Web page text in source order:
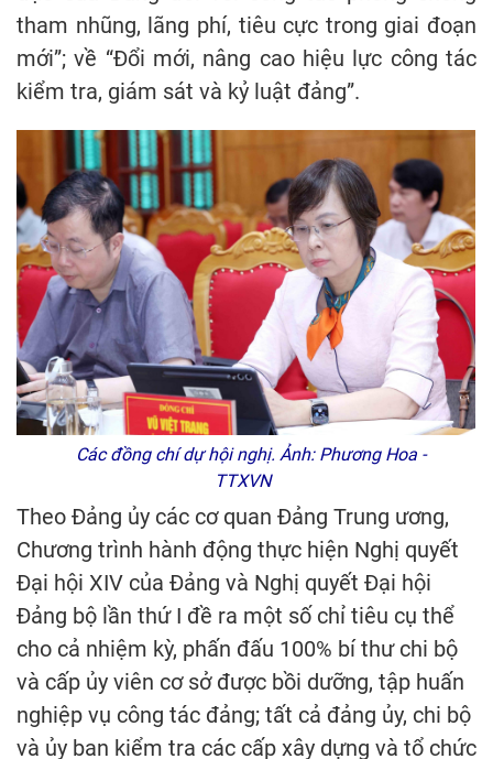
tham nhũng, lãng phí, tiêu cực trong giai đoạn
mới”; về “Đổi mới, nâng cao hiệu lực công tác
kiểm tra, giám sát và kỷ luật đảng”.
Các đồng chí dự hội nghị. Ảnh: Phương Hoa -
TTXVN
Theo Đảng ủy các cơ quan Đảng Trung ương,
Chương trình hành động thực hiện Nghị quyết
Đại hội XIV của Đảng và Nghị quyết Đại hội
Đảng bộ lần thứ I đề ra một số chỉ tiêu cụ thể
cho cả nhiệm kỳ, phấn đấu 100% bí thư chi bộ
và cấp ủy viên cơ sở được bồi dưỡng, tập huấn
nghiệp vụ công tác đảng; tất cả đảng ủy, chi bộ
và ủy ban kiểm tra các cấp xây dựng và tổ chức